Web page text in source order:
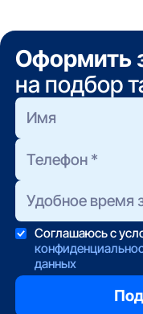
Оформить
на подбор
Соглашаюсь с
данных